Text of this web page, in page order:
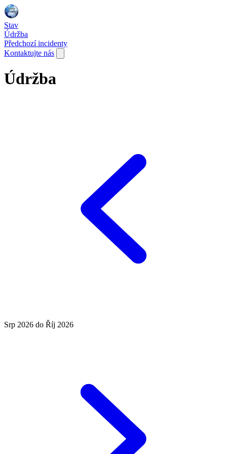
Stav
Údržba
Předchozí incidenty
Kontaktujte nás
Údržba
Srp 2026 do Říj 2026